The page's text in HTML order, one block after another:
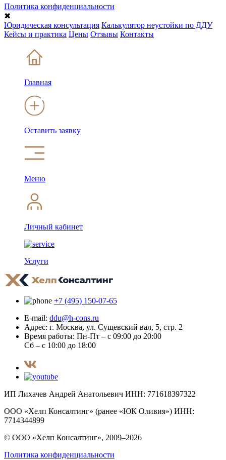
Политика конфиденциальности
✖
Юридическая консультация Калькулятор неустойки по ДДУ
Кейсы и практика Цены Отзывы Контакты
Главная
Оставить заявку
Меню
Личный кабинет
Услуги
+7 (495) 150-07-65
E-mail: ddu@h-cons.ru
Адрес: г. Москва, ул. Сущевский вал, 5, стр. 2
Время работы: Пн-Пт – с 09:00 до 20:00
Сб – с 10:00 до 18:00
ИП Лихачев Андрей Анатольевич ИНН: 771618397322
ООО «Хелп Консалтинг» (ранее «ЮК Оливия») ИНН:
7714344899
© ООО «Хелп Консалтинг», 2009–2026
Политика конфиденциальности